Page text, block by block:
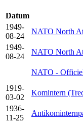
Datum
1949-
08-24
NATO North
1949-
08-24
NATO North
NATO -
1919-
03-02
Komintern
1936-
11-25